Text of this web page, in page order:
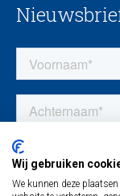
Wij gebruiken
We kunnen deze